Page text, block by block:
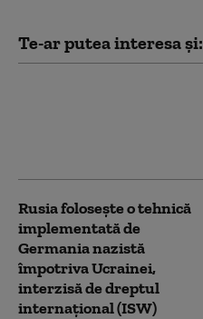
Te-ar putea interesa și:
Rusia folosește o tehnică
implementată de
Germania nazistă
împotriva Ucrainei,
interzisă de dreptul
internațional (ISW)